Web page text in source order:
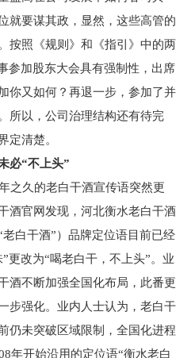
就要谋其政，显然，这些高管的
按照《规则》和《指引》中的两
参加股东大会具有强制性，出席
你又如何？再退一步，参加了并
所以，公司治理结构还有待完
定清楚。
必“不上头”
久的老白干酒宣传语突然更
酒官网发现，河北衡水老白干酒
白干酒”）品牌定位语目前已经
更改为“喝老白干，不上头”。业
酒不断加强全国化布局，此番更
步强化。业内人士认为，老白干
仍未突破区域限制，全国化进程
年开始沿用的定位语“衡水老白